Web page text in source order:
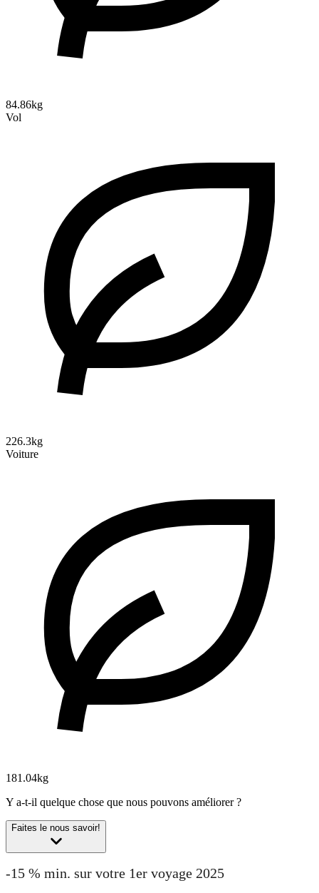
84.86kg
Vol
226.3kg
Voiture
181.04kg
Y a-t-il quelque chose que nous pouvons améliorer ?
Faites le nous savoir!
-15 % min. sur votre 1er voyage 2025